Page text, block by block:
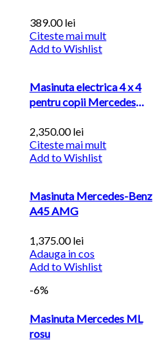
389.00lei
Citeste mai mult
Add to Wishlist
Masinuta electrica 4 x 4
pentru copii Mercedes
2,350.00lei
Citeste mai mult
Add to Wishlist
Masinuta Mercedes-Benz
A45 AMG
1,375.00lei
Adauga in cos
Add to Wishlist
-6%
Masinuta Mercedes ML
rosu